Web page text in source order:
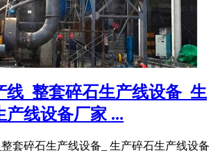
线_整套碎石生产线设备_生
产线设备厂家 ...
套碎石生产线设备_ 生产碎石生产线设备